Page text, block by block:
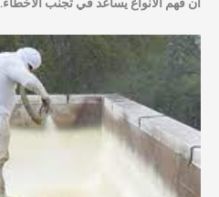
أن فهم الأنواع يساعد في تجنب الأخطاء.